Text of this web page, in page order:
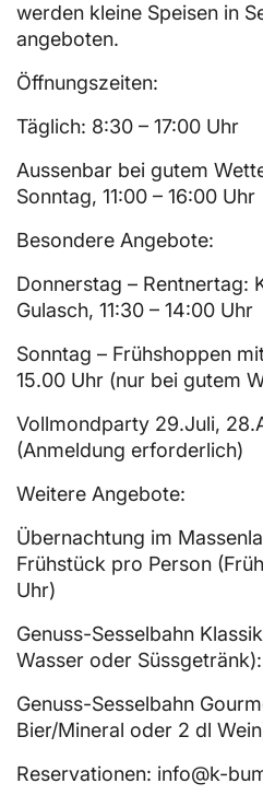
werden kleine Speisen in
angeboten.
Öffnungszeiten:
Täglich: 8:30 – 17:00 Uhr
Aussenbar bei gutem
Sonntag, 11:00 – 16:00 Uhr
Besondere Angebote:
Donnerstag – Rentnertag:
Gulasch, 11:30 – 14:00 Uhr
Sonntag – Frühshoppen
15.00 Uhr (nur bei gutem
Vollmondparty 29.Juli,
(Anmeldung erforderlich)
Weitere Angebote:
Übernachtung im
Frühstück pro Person
Uhr)
Genuss-Sesselbahn
Wasser oder
Genuss-Sesselbahn
Bier/Mineral oder 2 dl
Reservationen: info@k-